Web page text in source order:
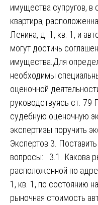
имущества супругов, в
квартира,
Ленина, д. 1, кв. 1, и
могут достичь
имущества.Для
необходимы
оценочной
руководствуясь ст.
судебную оценочную
экспертизы поручить
Экспертов.3.
вопросы: 3.1. Какова
расположенной по
1, кв. 1, по состоянию
рыночная стоимость